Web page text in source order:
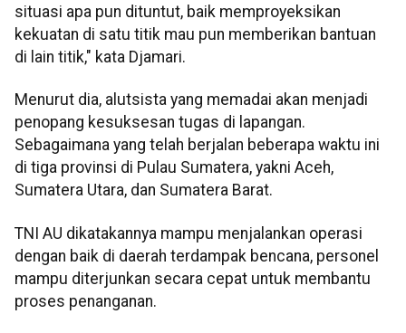
situasi apa pun dituntut, baik memproyeksikan
kekuatan di satu titik mau pun memberikan bantuan
di lain titik," kata Djamari.
Menurut dia, alutsista yang memadai akan menjadi
penopang kesuksesan tugas di lapangan.
Sebagaimana yang telah berjalan beberapa waktu ini
di tiga provinsi di Pulau Sumatera, yakni Aceh,
Sumatera Utara, dan Sumatera Barat.
TNI AU dikatakannya mampu menjalankan operasi
dengan baik di daerah terdampak bencana, personel
mampu diterjunkan secara cepat untuk membantu
proses penanganan.